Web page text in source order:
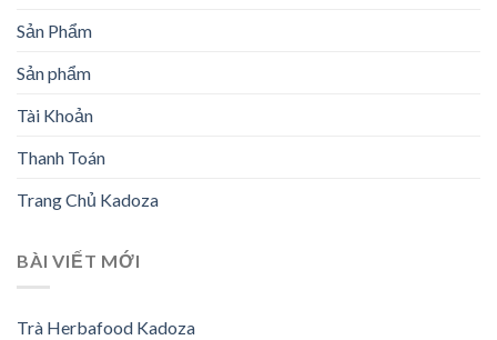
Sản Phẩm
Sản phẩm
Tài Khoản
Thanh Toán
Trang Chủ Kadoza
BÀI VIẾT MỚI
Trà Herbafood Kadoza